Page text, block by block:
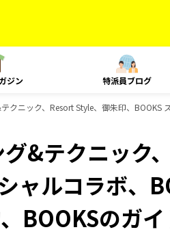
ジン 特派員ブログ
クニック、Resort Style、御朱印、BOOKS
&テクニック
ャルコラボ、
BOOKSのガ